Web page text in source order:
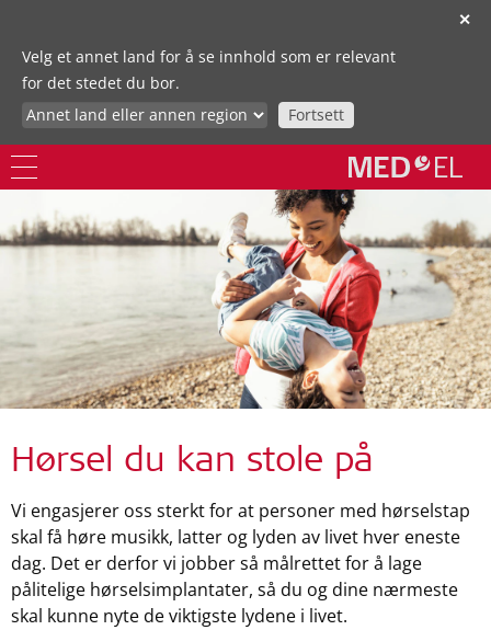
✕
Velg et annet land for å se innhold som er relevant
for det stedet du bor.
Fortsett
Hørsel du kan stole på
Vi engasjerer oss sterkt for at personer med hørselstap
skal få høre musikk, latter og lyden av livet hver eneste
dag. Det er derfor vi jobber så målrettet for å lage
pålitelige hørselsimplantater, så du og dine nærmeste
skal kunne nyte de viktigste lydene i livet.